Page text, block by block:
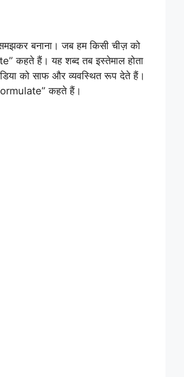
बनाना। जब हम किसी चीज़ को
कहते हैं। यह शब्द तब इस्तेमाल होता
को साफ और व्यवस्थित रूप देते हैं।
कहते हैं।